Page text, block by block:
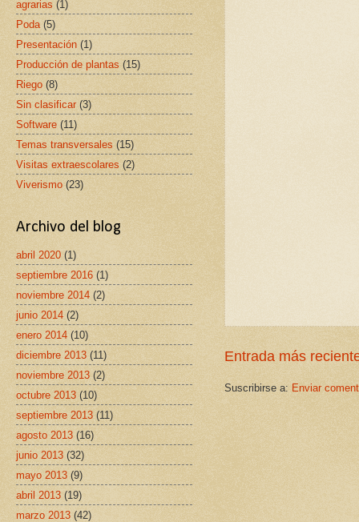
Entrada más
Suscribirse a: Enviar
agrarias (1)
Poda (5)
Presentación (1)
Producción de plantas (15)
Riego (8)
Sin clasificar (3)
Software (11)
Temas transversales (15)
Visitas extraescolares (2)
Viverismo (23)
Archivo del blog
abril 2020 (1)
septiembre 2016 (1)
noviembre 2014 (2)
junio 2014 (2)
enero 2014 (10)
diciembre 2013 (11)
noviembre 2013 (2)
octubre 2013 (10)
septiembre 2013 (11)
agosto 2013 (16)
junio 2013 (32)
mayo 2013 (9)
abril 2013 (19)
marzo 2013 (42)